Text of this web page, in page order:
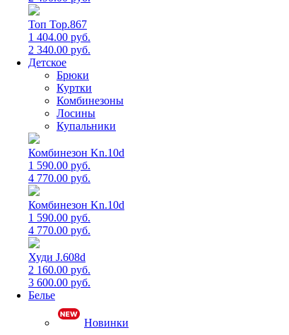
Топ Top.867
1 404.00 руб.
2 340.00 руб.
Детское
Брюки
Куртки
Комбинезоны
Лосины
Купальники
Комбинезон Kn.10d
1 590.00 руб.
4 770.00 руб.
Комбинезон Kn.10d
1 590.00 руб.
4 770.00 руб.
Худи J.608d
2 160.00 руб.
3 600.00 руб.
Белье
Новинки